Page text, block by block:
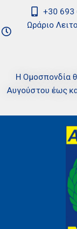
+30 693
Ωράριο
Η Ομοσπονδία
Αυγούστου έως